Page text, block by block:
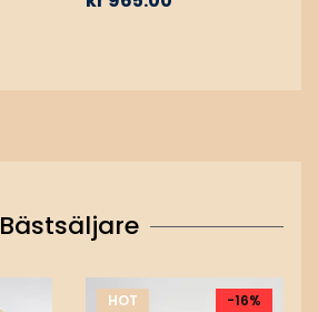
Bästsäljare
HOT -16%